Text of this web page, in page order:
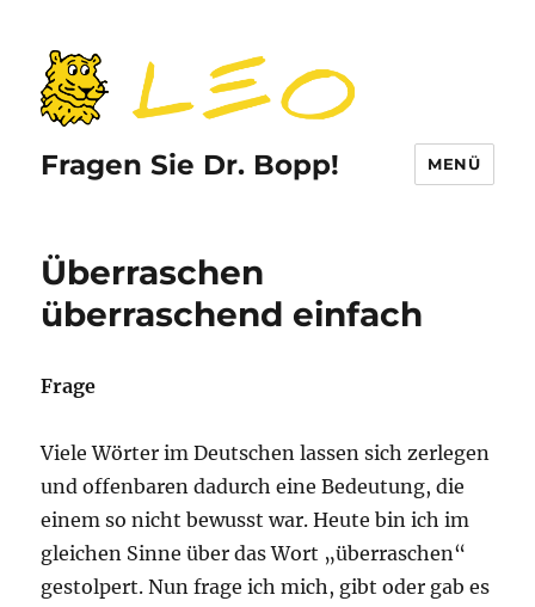
Fragen Sie Dr. Bopp! MENÜ
Überraschen
überraschend einfach
Frage
Viele Wörter im Deutschen lassen sich zerlegen
und offenbaren dadurch eine Bedeutung, die
einem so nicht bewusst war. Heute bin ich im
gleichen Sinne über das Wort „überraschen“
gestolpert. Nun frage ich mich, gibt oder gab es